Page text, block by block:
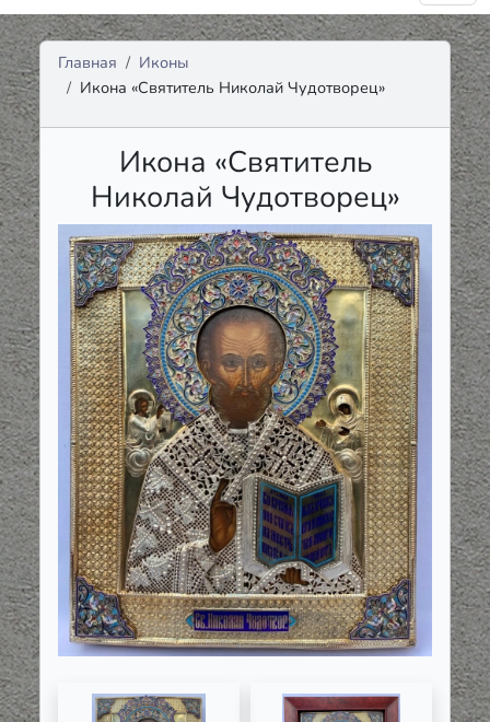
Главная
Иконы
Икона «Святитель Николай Чудотворец»
Икона «Святитель
Николай Чудотворец»